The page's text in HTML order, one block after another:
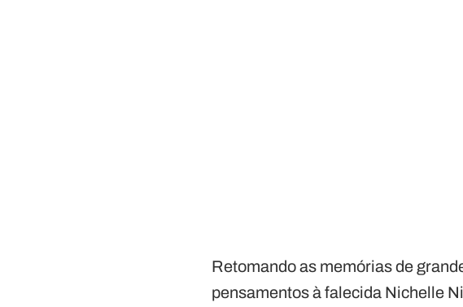
Retomando as memórias de
pensamentos à falecida Nichelle